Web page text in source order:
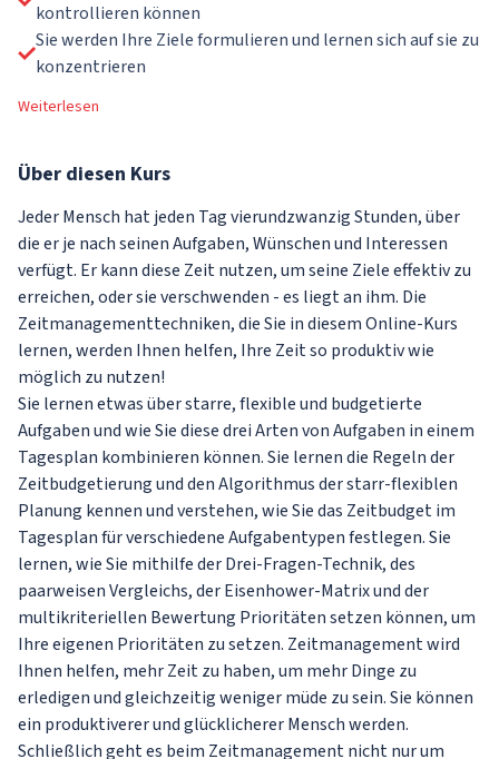
kontrollieren können
Sie werden Ihre Ziele formulieren und lernen sich auf sie zu
konzentrieren
Weiterlesen
Über diesen Kurs
Jeder Mensch hat jeden Tag vierundzwanzig Stunden, über
die er je nach seinen Aufgaben, Wünschen und Interessen
verfügt. Er kann diese Zeit nutzen, um seine Ziele effektiv zu
erreichen, oder sie verschwenden - es liegt an ihm. Die
Zeitmanagementtechniken, die Sie in diesem Online-Kurs
lernen, werden Ihnen helfen, Ihre Zeit so produktiv wie
möglich zu nutzen!
Sie lernen etwas über starre, flexible und budgetierte
Aufgaben und wie Sie diese drei Arten von Aufgaben in einem
Tagesplan kombinieren können. Sie lernen die Regeln der
Zeitbudgetierung und den Algorithmus der starr-flexiblen
Planung kennen und verstehen, wie Sie das Zeitbudget im
Tagesplan für verschiedene Aufgabentypen festlegen. Sie
lernen, wie Sie mithilfe der Drei-Fragen-Technik, des
paarweisen Vergleichs, der Eisenhower-Matrix und der
multikriteriellen Bewertung Prioritäten setzen können, um
Ihre eigenen Prioritäten zu setzen. Zeitmanagement wird
Ihnen helfen, mehr Zeit zu haben, um mehr Dinge zu
erledigen und gleichzeitig weniger müde zu sein. Sie können
ein produktiverer und glücklicherer Mensch werden.
Schließlich geht es beim Zeitmanagement nicht nur um